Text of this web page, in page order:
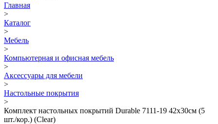
Главная
>
Каталог
>
Мебель
>
Компьютерная и офисная мебель
>
Аксессуары для мебели
>
Настольные покрытия
>
Комплект настольных покрытий Durable 7111-19 42х30см (5
шт./кор.) (Clear)